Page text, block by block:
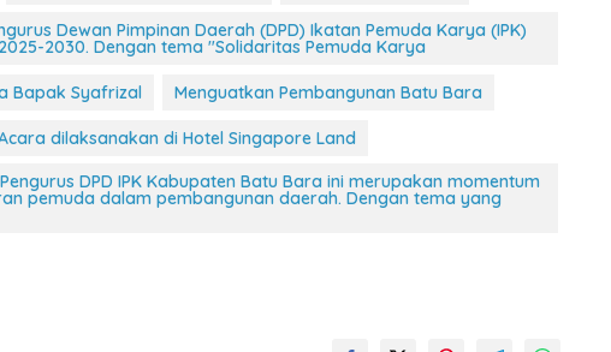
Dewan Pimpinan Daerah (DPD) Ikatan Pemuda Karya (IPK)
2030. Dengan tema "Solidaritas Pemuda Karya
Bapak Syafrizal Menguatkan Pembangunan Batu Bara
dilaksanakan di Hotel Singapore Land
DPD IPK Kabupaten Batu Bara ini merupakan momentum
pemuda dalam pembangunan daerah. Dengan tema yang